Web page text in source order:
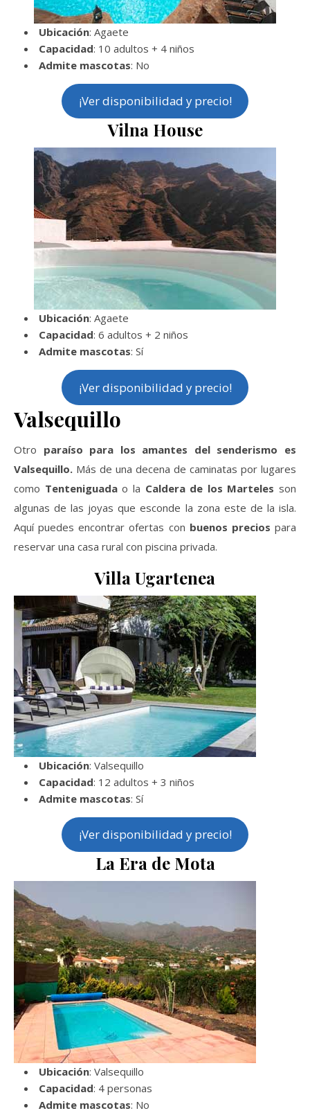
Ubicación: Agaete
Capacidad: 10 adultos + 4 niños
Admite mascotas: No
¡Ver disponibilidad y precio!
Vilna House
Ubicación: Agaete
Capacidad: 6 adultos + 2 niños
Admite mascotas: Sí
¡Ver disponibilidad y precio!
Valsequillo
Otro paraíso para los amantes del senderismo es
Valsequillo. Más de una decena de caminatas por lugares
como Tenteniguadao la Caldera de los Marteles son
algunas de las joyas que esconde la zona este de la isla.
Aquí puedes encontrar ofertas con buenos precios para
reservar una casa rural con piscina privada.
Villa Ugartenea
Ubicación: Valsequillo
Capacidad: 12 adultos + 3 niños
Admite mascotas: Sí
¡Ver disponibilidad y precio!
La Era de Mota
Ubicación: Valsequillo
Capacidad: 4 personas
Admite mascotas: No